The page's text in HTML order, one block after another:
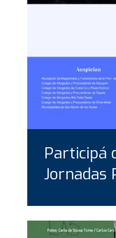
Participá
Jornadas